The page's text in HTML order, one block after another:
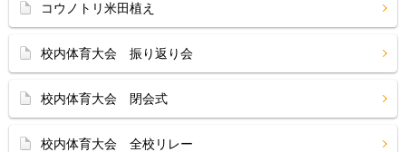
コウノトリ米田植え
校内体育大会 振り返り会
校内体育大会 閉会式
校内体育大会 全校リレー